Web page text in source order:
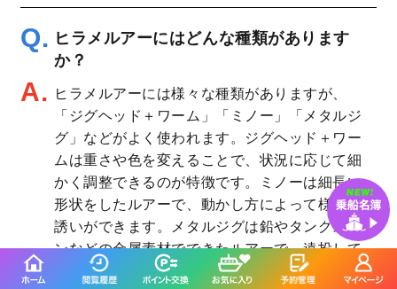
ヒラメルアーにはどんな種類があります
か？
ヒラメルアーには様々な種類がありますが、
「ジグヘッド＋ワーム」「ミノー」「メタルジ
グ」などがよく使われます。ジグヘッド＋ワー
ムは重さや色を変えることで、状況に応じて細
かく調整できるのが特徴です。ミノーは細長い
形状をしたルアーで、動かし方によって様々な
誘いができます。メタルジグは鉛やタングステ
ンなどの金属素材でできたルアーで、遠投して
探りたいときにおすすめです。